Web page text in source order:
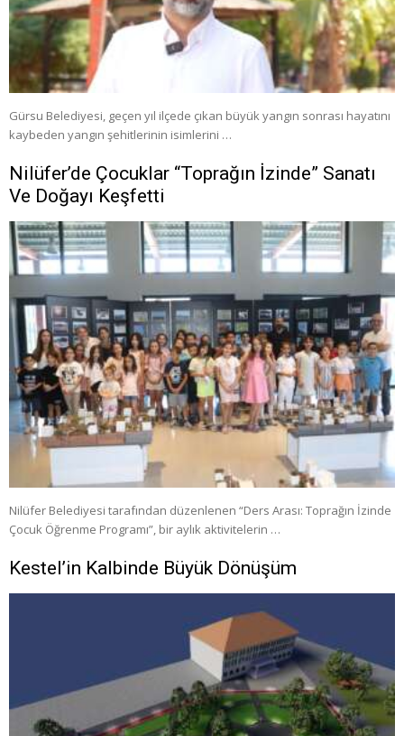
Gürsu Belediyesi, geçen yıl ilçede çıkan büyük yangın sonrası hayatını
kaybeden yangın şehitlerinin isimlerini …
Nilüfer’de Çocuklar “Toprağın İzinde” Sanatı
Ve Doğayı Keşfetti
Nilüfer Belediyesi tarafından düzenlenen “Ders Arası: Toprağın İzinde
Çocuk Öğrenme Programı”, bir aylık aktivitelerin …
Kestel’in Kalbinde Büyük Dönüşüm